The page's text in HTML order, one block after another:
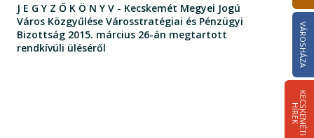
VÁROSHÁZA
K
E
C
S
K
E
M
É
T
I
HÍ
R
E
K
J E G Y Z Ő K Ö N Y V - Kecskemét Megyei Jogú
Város Közgyűlése Városstratégiai és Pénzügyi
Bizottság 2015. március 26-án megtartott
rendkívüli üléséről